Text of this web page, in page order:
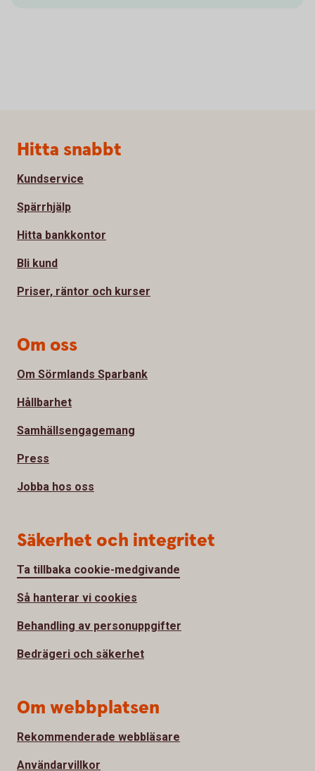
Sidfot
Hitta snabbt
Kundservice
Spärrhjälp
Hitta bankkontor
Bli kund
Priser, räntor och kurser
Om oss
Om Sörmlands Sparbank
Hållbarhet
Samhällsengagemang
Press
Jobba hos oss
Säkerhet och integritet
Ta tillbaka cookie-medgivande
Så hanterar vi cookies
Behandling av personuppgifter
Bedrägeri och säkerhet
Om webbplatsen
Rekommenderade webbläsare
Användarvillkor